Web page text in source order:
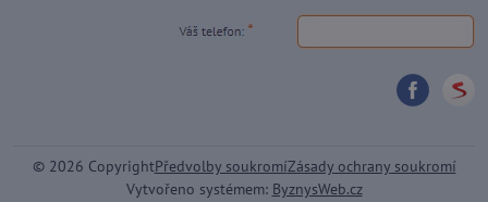
© 2026 CopyrightPředvolby soukromíZásady ochrany soukromí
Vytvořeno systémem: ByznysWeb.cz